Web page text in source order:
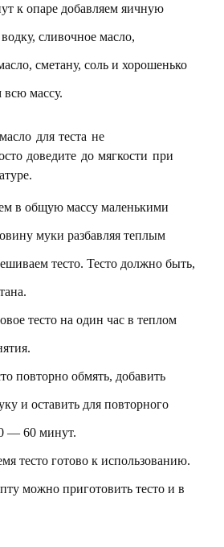
к опаре добавляем яичную
сливочное масло,
сметану, соль и хорошенько
массу.
для теста не
доведите до мягкости при
в общую массу маленькими
муки разбавляя теплым
тесто. Тесто должно быть,
тесто на один час в теплом
повторно обмять, добавить
и оставить для повторного
— 60 минут.
тесто готово к использованию.
можно приготовить тесто и в